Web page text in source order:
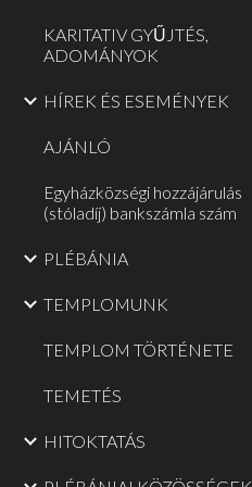
KARITATIV GYŰJTÉS,
ADOMÁNYOK
HÍREK ÉS ESEMÉNYEK
AJÁNLÓ
Egyházközségi hozzájárulás
(stóladíj) bankszámla szám
PLÉBÁNIA
TEMPLOMUNK
TEMPLOM TÖRTÉNETE
TEMETÉS
HITOKTATÁS